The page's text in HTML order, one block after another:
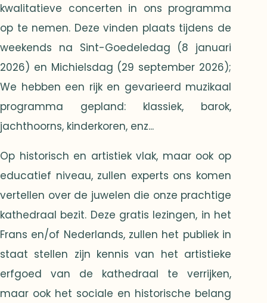
kwalitatieve concerten in ons programma
op te nemen. Deze vinden plaats tijdens de
weekends na Sint-Goedeledag (8 januari
2026) en Michielsdag (29 september 2026);
We hebben een rijk en gevarieerd muzikaal
programma gepland: klassiek, barok,
jachthoorns, kinderkoren, enz...
Op historisch en artistiek vlak, maar ook op
educatief niveau, zullen experts ons komen
vertellen over de juwelen die onze prachtige
kathedraal bezit. Deze gratis lezingen, in het
Frans en/of Nederlands, zullen het publiek in
staat stellen zijn kennis van het artistieke
erfgoed van de kathedraal te verrijken,
maar ook het sociale en historische belang